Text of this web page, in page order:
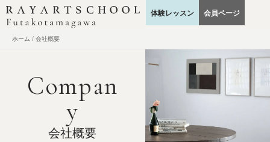
内
容
体験レッスン 会員ページ
ホーム 会社概要
Compan
y
会社概要